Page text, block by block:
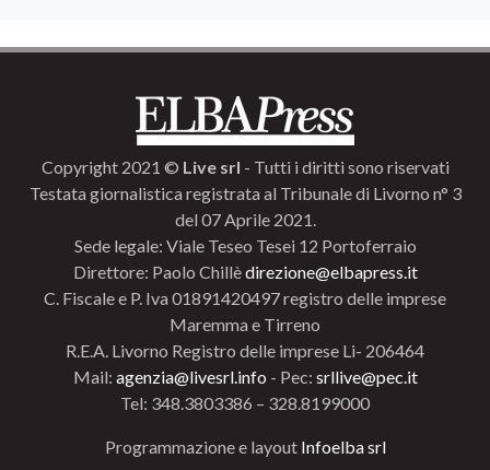
Copyright 2021 © Live srl - Tutti i diritti sono riservati
Testata giornalistica registrata al Tribunale di Livorno n° 3
del 07 Aprile 2021.
Sede legale: Viale Teseo Tesei 12 Portoferraio
Direttore: Paolo Chillèdirezione@elbapress.it
C. Fiscale e P. Iva 01891420497 registro delle imprese
Maremma e Tirreno
R.E.A. Livorno Registro delle imprese Li- 206464
Mail: agenzia@livesrl.info - Pec: srllive@pec.it
Tel: 348.3803386 – 328.8199000
Programmazione e layout Infoelba srl